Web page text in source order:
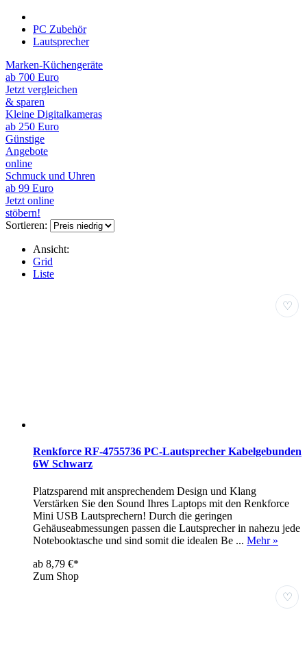
PC Zubehör
Lautsprecher
Marken-Küchengeräte
ab 700 Euro
Jetzt vergleichen
& sparen
Kleine Digitalkameras
ab 250 Euro
Günstige
Angebote
online
Schmuck und Uhren
ab 99 Euro
Jetzt online
stöbern!
Sortieren:
Ansicht:
Grid
Liste
♡
Renkforce RF-4755736 PC-Lautsprecher Kabelgebunden
6W Schwarz
Platzsparend mit ansprechendem Design und Klang
Verstärken Sie den Sound Ihres Laptops mit den Renkforce
Mini USB Lautsprechern! Durch die geringen
Gehäuseabmessungen passen die Lautsprecher in nahezu jede
Notebooktasche und sind somit die idealen Be ... Mehr »
ab 8,79 €*
Zum Shop
♡